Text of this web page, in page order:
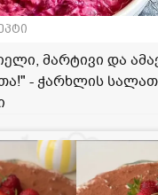
მარტივი და
- ჭარხლის